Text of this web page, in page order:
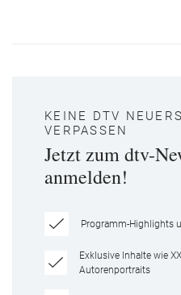
KEINE DTV
VERPASSEN
Jetzt zum dtv-
anmelden!
Programm-Highlights
Exklusive Inhalte wie
Autorenportraits